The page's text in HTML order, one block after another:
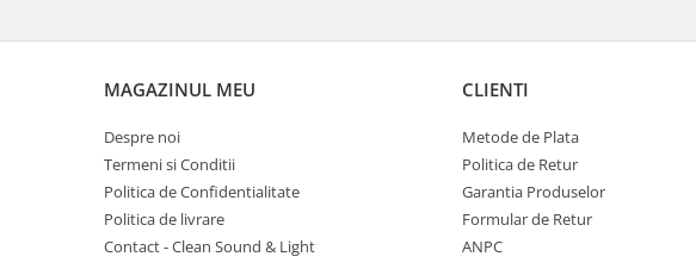
MAGAZINUL MEU
Despre noi
Termeni si Conditii
Politica de Confidentialitate
Politica de livrare
Contact - Clean Sound & Light
CLIENTI
Metode de Plata
Politica de Retur
Garantia Produselor
Formular de Retur
ANPC